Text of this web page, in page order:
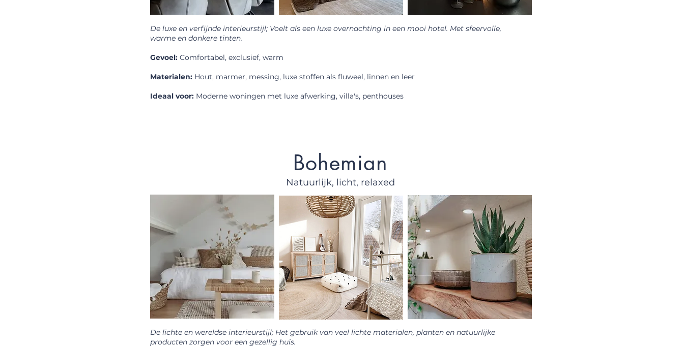
De luxe en verfijnde interieurstijl; Voelt als een luxe overnachting in een mooi hotel. Met sfeervolle,
warme en donkere tinten.
Gevoel: Comfortabel, exclusief, warm
Materialen: Hout, marmer, messing, luxe stoffen als fluweel, linnen en leer
Ideaal voor: Moderne woningen met luxe afwerking, villa's, penthouses
Bohemian
Natuurlijk, licht, relaxed
De lichte en wereldse interieurstijl; Het gebruik van veel lichte materialen, planten en natuurlijke
producten zorgen voor een gezellig huis.